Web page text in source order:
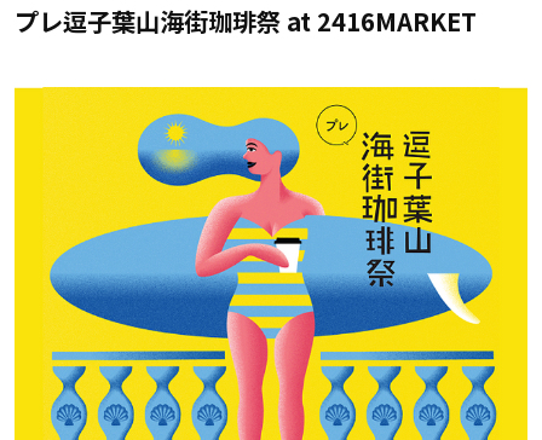
プレ逗子葉山海街珈琲祭 at 2416MARKET